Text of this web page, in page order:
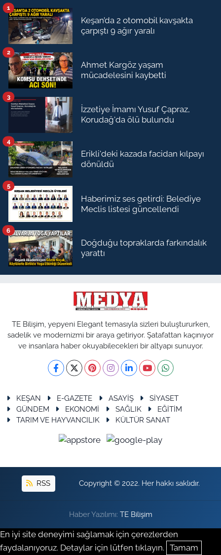
Keşan’da 2 otomobil kavşakta
çarpıştı 9 ağır yaralı
1
Ahmet Kargöz yaşam
mücadelesini kaybetti
2
İzzetiye İmamı Yusuf Çapraz,
Korudağ'da ölü bulundu
3
Erikli'deki kazada facidan kılpayı
dönüldü
4
Haberimiz ses getirdi: Belediye
Meclis listesi güncellendi
5
Doğduğu topraklarda farkındalık
yarattı
6
TE Bilişim, yepyeni Elegant temasıyla sizleri buluştururken,
sadelik ve modernizmi bir araya getiriyor. Şatafattan kaçınıyor
ve insanlara haber okuyabilecekleri bir altyapı sunuyor.
KEŞAN E-GAZETE ASAYİŞ
SİYASET
GÜNDEM
EKONOMİ SAĞLIK
EĞİTİM
TARIM VE HAYVANCILIK
KÜLTÜR SANAT
RSS Copyright © 2022. Her hakkı saklıdır.
Haber Yazılımı: TE Bilişim
En iyi site deneyimi sağlamak için çerezlerden
faydalanıyoruz. Detaylar için lütfen tıklayın. Tamam